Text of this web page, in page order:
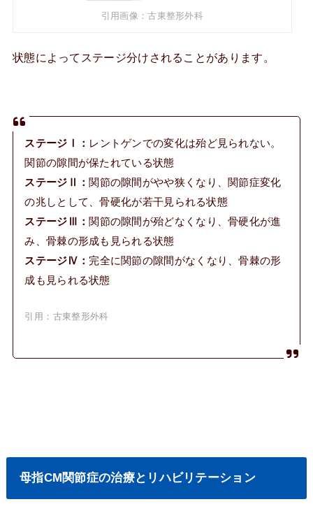
引用画像：古東整形外科
状態によってステージ分けされることがあります。
ステージⅠ： レントゲンでの変化は殆ど見られない。
関節の隙間が保たれている状態
ステージⅡ： 関節の隙間がやや狭くなり、関節症変化
の兆しとして、骨硬化が若干見られる状態
ステージⅢ： 関節の隙間が殆どなくなり、骨硬化が進
み、骨棘の形成も見られる状態
ステージⅣ： 完全に関節の隙間がなくなり、骨棘の形
成も見られる状態
引用：古東整形外科
母指CM関節症の治療とリハビリテーション